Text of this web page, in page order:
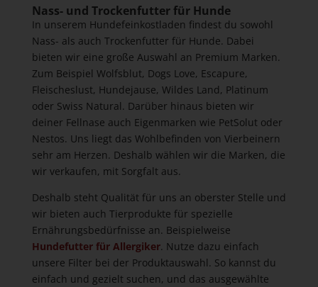
Nass- und Trockenfutter für Hunde
In unserem Hundefeinkostladen findest du sowohl
Nass- als auch Trockenfutter für Hunde. Dabei
bieten wir eine große Auswahl an Premium Marken.
Zum Beispiel Wolfsblut, Dogs Love, Escapure,
Fleischeslust, Hundejause, Wildes Land, Platinum
oder Swiss Natural. Darüber hinaus bieten wir
deiner Fellnase auch Eigenmarken wie PetSolut oder
Nestos. Uns liegt das Wohlbefinden von Vierbeinern
sehr am Herzen. Deshalb wählen wir die Marken, die
wir verkaufen, mit Sorgfalt aus.
Deshalb steht Qualität für uns an oberster Stelle und
wir bieten auch Tierprodukte für spezielle
Ernährungsbedürfnisse an. Beispielweise
Hundefutter für Allergiker. Nutze dazu einfach
unsere Filter bei der Produktauswahl. So kannst du
einfach und gezielt suchen, und das ausgewählte